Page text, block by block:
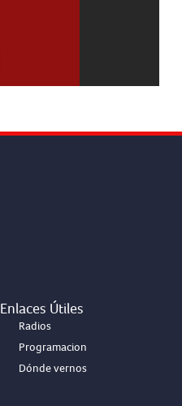
Enlaces Útiles
Radios
Programacion
Dónde vernos